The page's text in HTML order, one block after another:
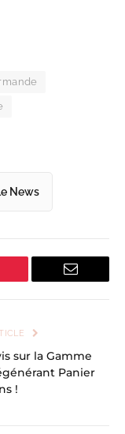
News
Email
sur la Gamme
Panier
!